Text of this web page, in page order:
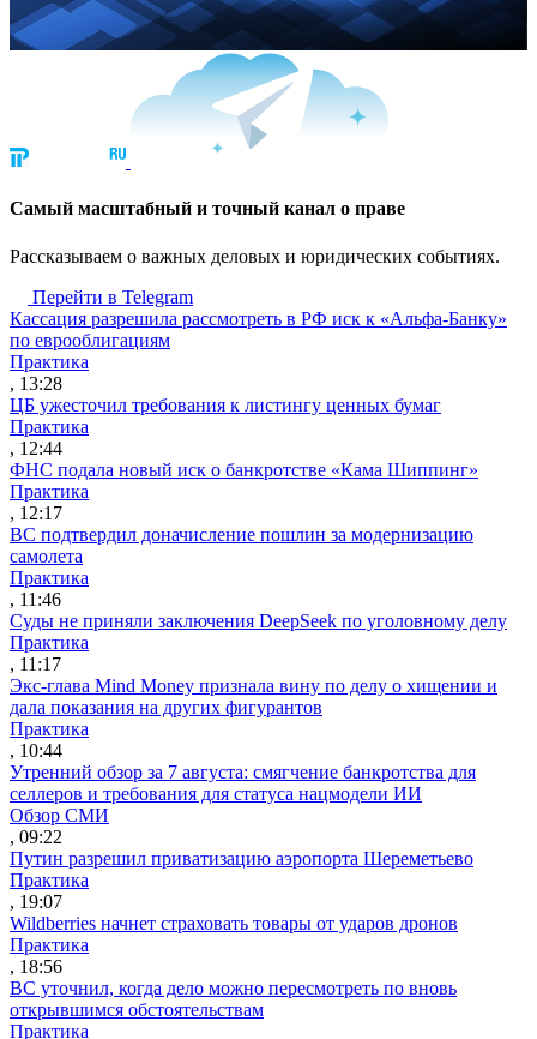
Cамый масштабный и точный канал о праве
Рассказываем о важных деловых и юридических событиях.
Перейти в Telegram
Кассация разрешила рассмотреть в РФ иск к «Альфа-Банку»
по еврооблигациям
Практика
, 13:28
ЦБ ужесточил требования к листингу ценных бумаг
Практика
, 12:44
ФНС подала новый иск о банкротстве «Кама Шиппинг»
Практика
, 12:17
ВС подтвердил доначисление пошлин за модернизацию
самолета
Практика
, 11:46
Суды не приняли заключения DeepSeek по уголовному делу
Практика
, 11:17
Экс-глава Mind Money признала вину по делу о хищении и
дала показания на других фигурантов
Практика
, 10:44
Утренний обзор за 7 августа: смягчение банкротства для
селлеров и требования для статуса нацмодели ИИ
Обзор СМИ
, 09:22
Путин разрешил приватизацию аэропорта Шереметьево
Практика
, 19:07
Wildberries начнет страховать товары от ударов дронов
Практика
, 18:56
ВС уточнил, когда дело можно пересмотреть по вновь
открывшимся обстоятельствам
Практика